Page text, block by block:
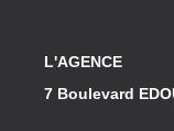
L'AGENCE
7 Boulevard